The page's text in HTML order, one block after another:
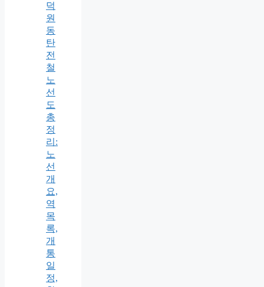
덕
원
동
탄
전
철
노
선
도
총
정
리:
노
선
개
요,
역
목
록,
개
통
일
정,